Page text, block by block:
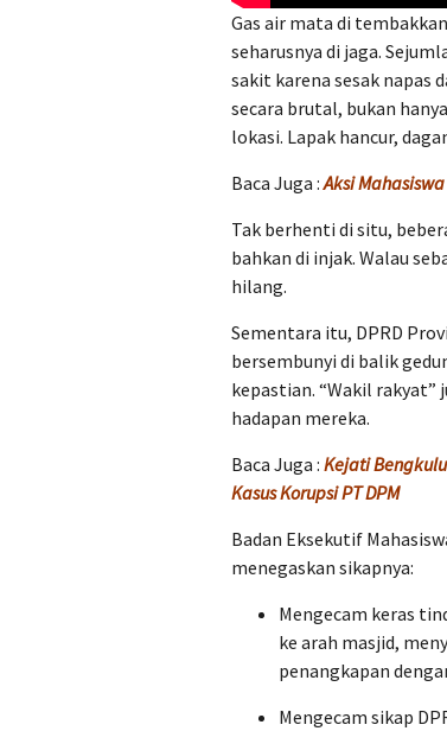
Gas air mata di
seharusnya di jaga.
sakit karena sesak napas
secara brutal, bukan
lokasi. Lapak hancur,
Baca Juga :Aksi
Tak berhenti di situ,
bahkan di injak. Walau
hilang.
Sementara itu, DPRD
bersembunyi di balik
kepastian. “Wakil
hadapan mereka.
Baca Juga : Kejati
Kasus Korupsi PT DPM
Badan Eksekutif
menegaskan sikapnya:
Mengecam keras
ke arah masjid,
penangkapan
Mengecam sikap